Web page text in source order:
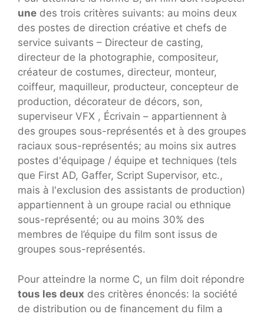
une des trois critères suivants: au moins deux
des postes de direction créative et chefs de
service suivants – Directeur de casting,
directeur de la photographie, compositeur,
créateur de costumes, directeur, monteur,
coiffeur, maquilleur, producteur, concepteur de
production, décorateur de décors, son,
superviseur VFX , Écrivain – appartiennent à
des groupes sous-représentés et à des groupes
raciaux sous-représentés; au moins six autres
postes d'équipage / équipe et techniques (tels
que First AD, Gaffer, Script Supervisor, etc.,
mais à l'exclusion des assistants de production)
appartiennent à un groupe racial ou ethnique
sous-représenté; ou au moins 30% des
membres de l’équipe du film sont issus de
groupes sous-représentés.
Pour atteindre la norme C, un film doit répondre
tous les deux des critères énoncés: la société
de distribution ou de financement du film a